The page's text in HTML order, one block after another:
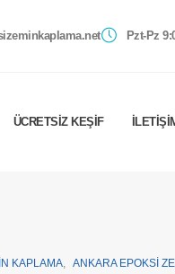
Pzt-Pz
ÜCRETSIZ KEŞIF
KAPLAMA
ANKARA EPOKSI